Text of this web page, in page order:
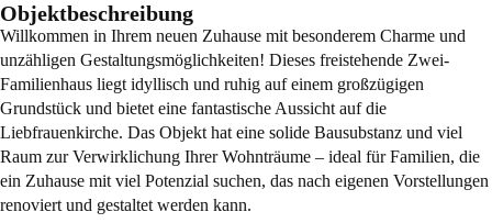
Objektbeschreibung
Willkommen in Ihrem neuen Zuhause mit besonderem Charme und
unzähligen Gestaltungsmöglichkeiten! Dieses freistehende Zwei-
Familienhaus liegt idyllisch und ruhig auf einem großzügigen
Grundstück und bietet eine fantastische Aussicht auf die
Liebfrauenkirche. Das Objekt hat eine solide Bausubstanz und viel
Raum zur Verwirklichung Ihrer Wohnträume – ideal für Familien, die
ein Zuhause mit viel Potenzial suchen, das nach eigenen Vorstellungen
renoviert und gestaltet werden kann.